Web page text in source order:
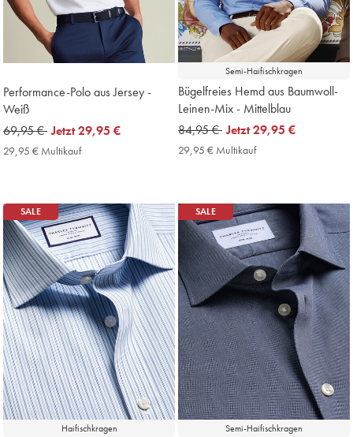
Performance-Polo aus Jersey -
Weiß
was
69,95
69,95 € now
29,95
Jetzt29,95 €
29,95 € Multikauf29,95
Semi-Haifischkragen
Bügelfreies Hemd aus Baumwoll-
Leinen-Mix - Mittelblau
was
84,95
84,95 € now
29,95
Jetzt29,95 €
29,95 € Multikauf29,95
Haifischkragen
SALE
Semi-Haifischkragen
SALE